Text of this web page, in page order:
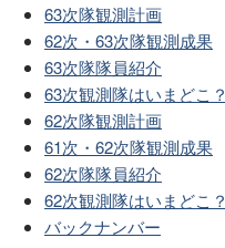
63次隊観測計画
62次・63次隊観測成果
63次隊隊員紹介
63次観測隊はいまどこ？
62次隊観測計画
61次・62次隊観測成果
62次隊隊員紹介
62次観測隊はいまどこ？
バックナンバー